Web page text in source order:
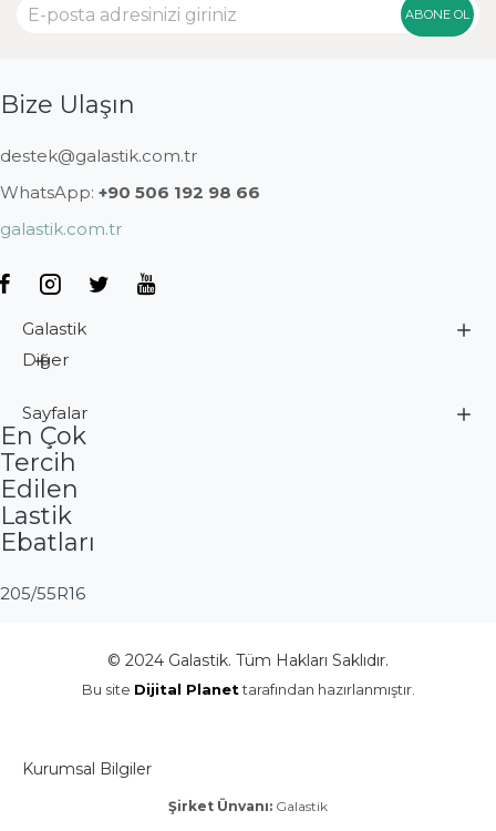
ABONE OL
Bize Ulaşın
destek@galastik.com.tr
WhatsApp: +90 506 192 98 66
galastik.com.tr
Galastik
Diğer
Sayfalar
En Çok
Tercih
Edilen
Lastik
Ebatları
205/55R16
© 2024 Galastik. Tüm Hakları Saklıdır.
Bu site Dijital Planettarafından hazırlanmıştır.
Kurumsal Bilgiler
Şirket Ünvanı: Galastik